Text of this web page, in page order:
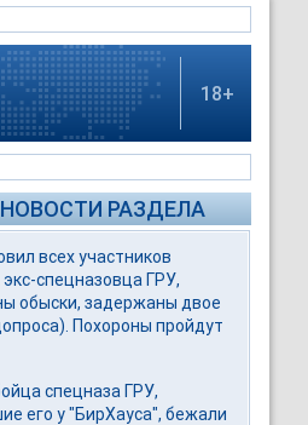
18+
РАЗДЕЛА
всех участников
экс-спецназовца ГРУ,
обыски, задержаны двое
Похороны пройдут
спецназа ГРУ,
его у "БирХауса", бежали